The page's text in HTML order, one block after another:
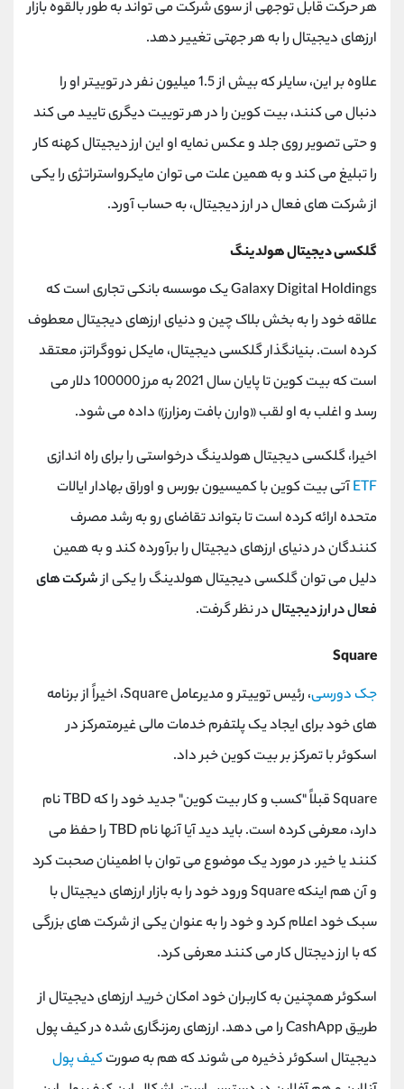
هر حرکت قابل توجهی از سوی شرکت می تواند به طور بالقوه بازار
ارزهای دیجیتال را به هر جهتی تغییر دهد.
علاوه بر این، سایلر که بیش از 1.5 میلیون نفر در توییتر او را
دنبال می کنند، بیت کوین را در هر توییت دیگری تایید می کند
و حتی تصویر روی جلد و عکس نمایه او این ارز دیجیتال کهنه کار
را تبلیغ می کند و به همین علت می توان مایکرواستراتژی را یکی
از شرکت های فعال در ارز دیجیتال، به حساب آورد.
گلکسی دیجیتال هولدینگ
Galaxy Digital Holdingsیک موسسه بانکی تجاری است که
علاقه خود را به بخش بلاک چین و دنیای ارزهای دیجیتال معطوف
کرده است. بنیانگذار گلکسی دیجیتال، مایکل نووگراتز، معتقد
است که بیت کوین تا پایان سال 2021 به مرز 100000 دلار می
رسد و اغلب به او لقب «وارن بافت رمزارز» داده می شود.
اخیرا، گلکسی دیجیتال هولدینگ درخواستی را برای راه اندازی
ETFآتی بیت کوین با کمیسیون بورس و اوراق بهادار ایالات
متحده ارائه کرده است تا بتواند تقاضای رو به رشد مصرف
کنندگان در دنیای ارزهای دیجیتال را برآورده کند و به همین
دلیل می توان گلکسی دیجیتال هولدینگ را یکی ازشرکت های
فعال در ارز دیجیتالدر نظر گرفت.
Square
جک دورسی، رئیس توییتر و مدیرعاملSquare، اخیراً از برنامه‌
های خود برای ایجاد یک پلتفرم خدمات مالی غیرمتمرکز در
اسکوئر با تمرکز بر بیت ‌کوین خبر داد.
Squareقبلاً "کسب و کار بیت کوین" جدید خود را کهTBDنام
دارد، معرفی کرده است. باید دید آیا آنها نامTBDرا حفظ می
کنند یا خیر. در مورد یک موضوع می توان با اطمینان صحبت کرد
و آن هم اینکهSquareورود خود را به بازار ارزهای دیجیتال با
سبک خود اعلام کرد و خود را به عنوان یکی از شرکت های بزرگی
که با ارز دیجتال کار می کنند معرفی کرد.
اسکوئر همچنین به کاربران خود امکان خرید ارزهای دیجیتال از
طریقCashAppرا می دهد. ارزهای رمزنگاری شده در کیف پول
دیجیتال اسکوئر ذخیره می شوند که هم به صورتکیف پول